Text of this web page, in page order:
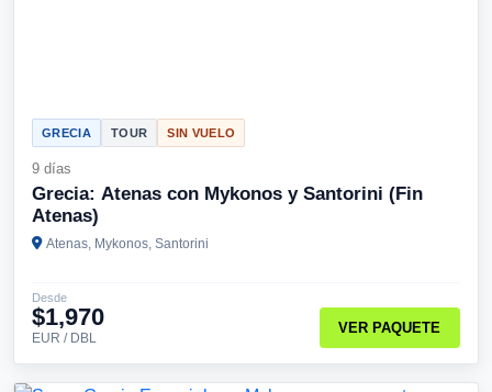
GRECIA TOUR SIN VUELO
9 días
Grecia: Atenas con Mykonos y Santorini (Fin
Atenas)
Atenas, Mykonos, Santorini
Desde
$1,970
EUR / DBL
VER PAQUETE